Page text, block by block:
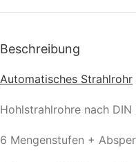
Beschreibung
Automatisches Strahlrohr
Hohlstrahlrohre nach DIN
6 Mengenstufen +